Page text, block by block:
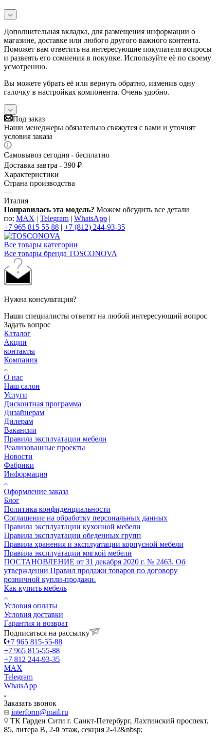
Дополнительная вкладка, для размещения информации о
магазине, доставке или любого другого важного контента.
Поможет вам ответить на интересующие покупателя вопросы
и развеять его сомнения в покупке. Используйте её по своему
усмотрению.
Вы можете убрать её или вернуть обратно, изменив одну
галочку в настройках компонента. Очень удобно.
Под заказ
Наши менеджеры обязательно свяжутся с вами и уточнят
условия заказа
Самовывоз сегодня - бесплатно
Доставка завтра - 390 ₽
Характеристики
Страна производства
—
Италия
Понравилась эта модель? Можем обсудить все детали
по: MAX | Telegram | WhatsApp |
+7 965 815 55 88 | +7 (812) 244-93-35
Все товары категории
Все товары бренда TOSCONOVA
Нужна консультация?
Наши специалисты ответят на любой интересующий вопрос
Задать вопрос
Каталог
Акции
контакты
Компания
О нас
Наш салон
Услуги
Дисконтная программа
Дизайнерам
Дилерам
Вакансии
Правила эксплуатации мебели
Реализованные проекты
Новости
Фабрики
Информация
Оформление заказа
Блог
Политика конфиденциальности
Соглашение на обработку персональных данных
Правила эксплуатации кухонной мебели
Правила эксплуатации обеденных групп
Правила хранения и эксплуатации корпусной мебели
Правила эксплуатации мягкой мебели
ПОСТАНОВЛЕНИЕ от 31 декабря 2020 г. № 2463. Об
утверждении Правил продажи товаров по договору
розничной купли-продажи.
Как купить мебель
Условия оплаты
Условия доставки
Гарантия и возврат
Подписаться на рассылку
+7 965 815-55-88
+7 965 815-55-88
+7 812 244-93-35
MAX
Telegram
WhatsApp
Заказать звонок
interform@mail.ru
ТК Гарден Сити г. Санкт-Петербург, Лахтинский проспект,
85, литера В, 2-й этаж, секция 2-42&nbsp;